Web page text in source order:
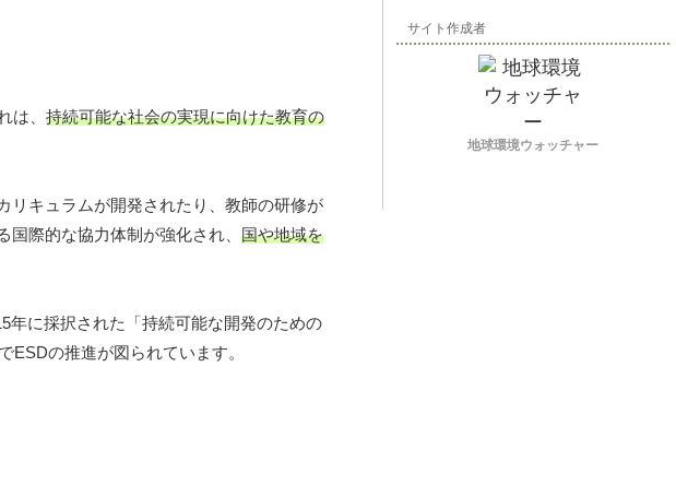
は、 持続可能な社会の実現に向けた教育の
リキュラムが開発されたり、教師の研修が
際的な協力体制が強化され、 国や地域を
年に採択された「持続可能な開発のための
ESDの推進が図られています。
サイト作成者
地球環境ウォッチャー